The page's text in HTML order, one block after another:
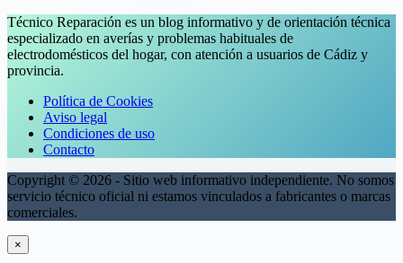
Técnico Reparación es un blog informativo y de orientación técnica
especializado en averías y problemas habituales de
electrodomésticos del hogar, con atención a usuarios de Cádiz y
provincia.
Política de Cookies
Aviso legal
Condiciones de uso
Contacto
Copyright © 2026 - Sitio web informativo independiente. No somos
servicio técnico oficial ni estamos vinculados a fabricantes o marcas
comerciales.
×